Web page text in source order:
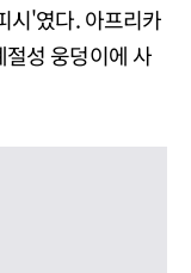
시'였다. 아프리카
절성 웅덩이에 사